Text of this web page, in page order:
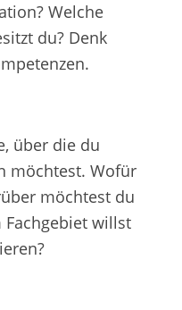
Welche
du? Denk
über die du
möchtest. Wofür
möchtest du
willst